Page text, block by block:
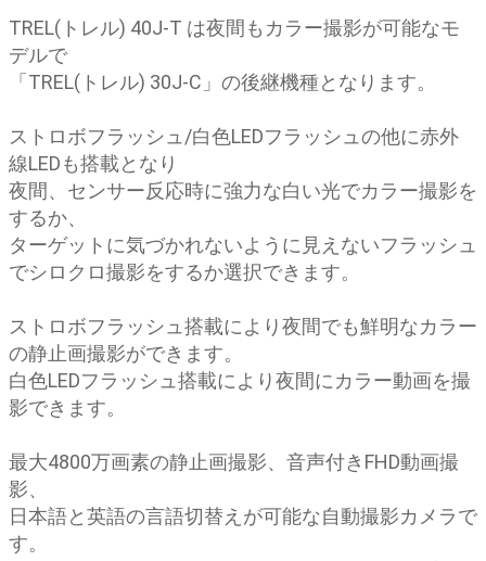
TREL(トレル) 40J-T は夜間もカラー撮影が可能なモ
デルで
「TREL(トレル) 30J-C」の後継機種となります。
ストロボフラッシュ/白色LEDフラッシュの他に赤外
線LEDも搭載となり
夜間、センサー反応時に強力な白い光でカラー撮影を
するか、
ターゲットに気づかれないように見えないフラッシュ
でシロクロ撮影をするか選択できます。
ストロボフラッシュ搭載により夜間でも鮮明なカラー
の静止画撮影ができます。
白色LEDフラッシュ搭載により夜間にカラー動画を撮
影できます。
最大4800万画素の静止画撮影、音声付きFHD動画撮
影、
日本語と英語の言語切替えが可能な自動撮影カメラで
す。